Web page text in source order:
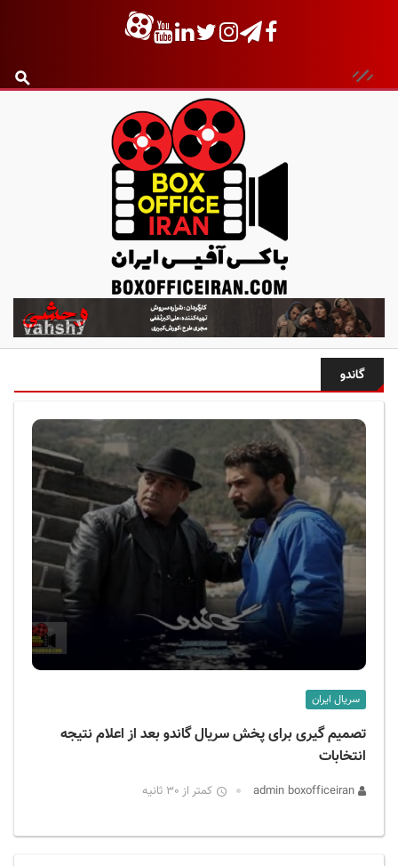
ب
ا
ک
آ
ی
س
ا
ی
ر
ا
ن
گاندو
سریال ایران
تصمیم گیری برای پخش سریال گاندو بعد از اعلام نتیجه
انتخابات
کمتر از 30 ثانیه